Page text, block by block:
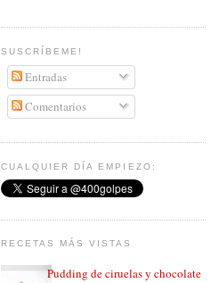
SUSCRÍBEME!
Entradas
Comentarios
CUALQUIER DÍA EMPIEZO:
RECETAS MÁS VISTAS
Pudding de ciruelas y chocolate